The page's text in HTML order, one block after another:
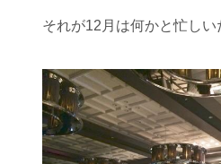
それが12月は何かと忙しい